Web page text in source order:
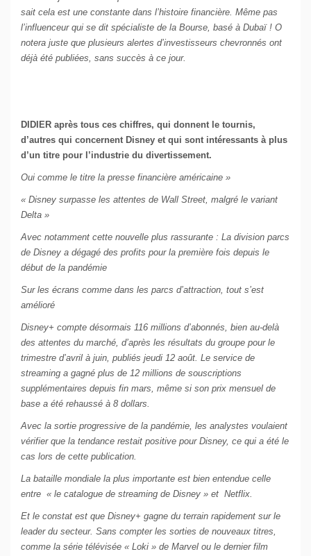
sait cela est une constante dans l’histoire financière. Même pas
l’influenceur qui se dit spécialiste de la Bourse, basé à Dubaï ! O
notera juste que plusieurs alertes d’investisseurs chevronnés ont
déjà été publiées, sans succès à ce jour.
DIDIER après tous ces chiffres, qui donnent le tournis,
d’autres qui concernent Disney et qui sont intéressants à plus
d’un titre pour l’industrie du divertissement.
Oui comme le titre la presse financière américaine »
« Disney surpasse les attentes de Wall Street, malgré le variant
Delta »
Avec notamment cette nouvelle plus rassurante : La division parcs
de Disney a dégagé des profits pour la première fois depuis le
début de la pandémie
Sur les écrans comme dans les parcs d’attraction, tout s’est
amélioré
Disney+ compte désormais 116 millions d’abonnés, bien au-delà
des attentes du marché, d’après les résultats du groupe pour le
trimestre d’avril à juin, publiés jeudi 12 août. Le service de
streaming a gagné plus de 12 millions de souscriptions
supplémentaires depuis fin mars, même si son prix mensuel de
base a été rehaussé à 8 dollars.
Avec la sortie progressive de la pandémie, les analystes voulaient
vérifier que la tendance restait positive pour Disney, ce qui a été le
cas lors de cette publication.
La bataille mondiale la plus importante est bien entendue celle
entre « le catalogue de streaming de Disney » et Netflix.
Et le constat est que Disney+ gagne du terrain rapidement sur le
leader du secteur. Sans compter les sorties de nouveaux titres,
comme la série télévisée « Loki » de Marvel ou le dernier film